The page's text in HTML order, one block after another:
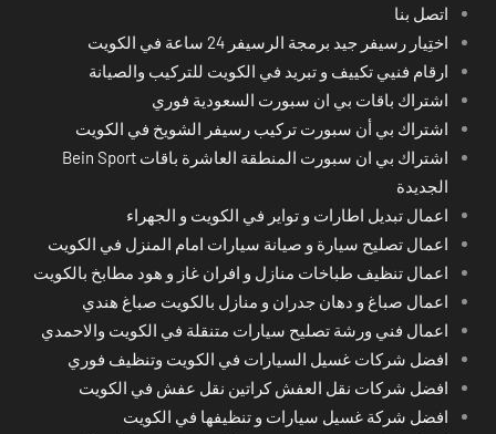
اتصل بنا
اختِيار رسيفر جيد برمجة الرسيفر 24 ساعة في الكويت
ارقام فنيي تكييف و تبريد في الكويت للتركيب والصيانة
اشتراك باقات بي ان سبورت السعودية فوري
اشتراك بي أن سبورت تركيب رسيفر الشويخ في الكويت
اشتراك بي ان سبورت المنطقة العاشرة باقات Bein Sport
الجديدة
اعمال تبديل اطارات و تواير في الكويت و الجهراء
اعمال تصليح سيارة و صيانة سيارات امام المنزل في الكويت
اعمال تنظيف طباخات منازل و افران غاز و هود مطابخ بالكويت
اعمال صباغ و دهان جدران و منازل بالكويت صباغ هندي
اعمال فني ورشة تصليح سيارات متنقلة في الكويت والاحمدي
افضل شركات غسيل السيارات في الكويت وتنظيف فوري
افضل شركات نقل العفش كراتين نقل عفش في الكويت
افضل شركة غسيل سيارات و تنظيفها في الكويت